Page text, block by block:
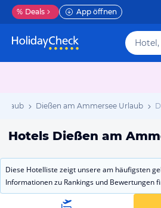
% Deals App öffnen
Dießen am Ammersee Urlaub
Hotels Dießen am
Diese Hotelliste zeigt unsere am häufigsten
Informationen zu Rankings und Bewertungen